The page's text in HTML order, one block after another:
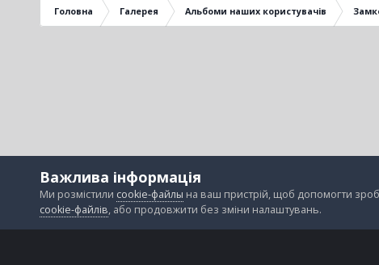
Головна Галерея Альбоми наших користувачів
Важлива інформація
Ми розмістили cookie-файлы на ваш пристрій, щоб допомогти
cookie-файлів, або продовжити без зміни налаштувань.